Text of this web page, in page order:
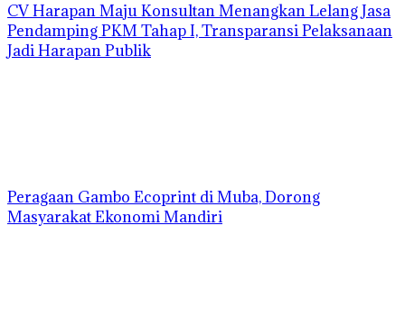
CV Harapan Maju Konsultan Menangkan Lelang Jasa
Pendamping PKM Tahap I, Transparansi Pelaksanaan
Jadi Harapan Publik
Peragaan Gambo Ecoprint di Muba, Dorong
Masyarakat Ekonomi Mandiri